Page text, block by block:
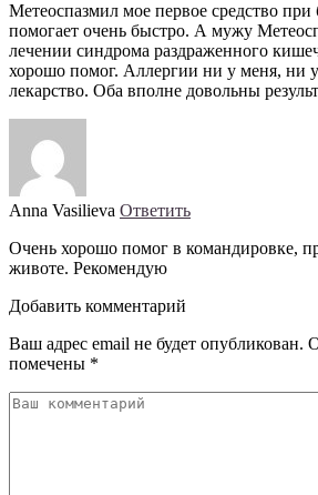
Метеоспазмил мое первое средство
помогает очень быстро. А мужу
лечении синдрома раздраженного
хорошо помог. Аллергии ни у меня, ни
лекарство. Оба вполне довольны
Anna Vasilieva Ответить
Очень хорошо помог в командировке,
животе. Рекомендую
Добавить комментарий
Ваш адрес email не будет опубликован.
помечены *